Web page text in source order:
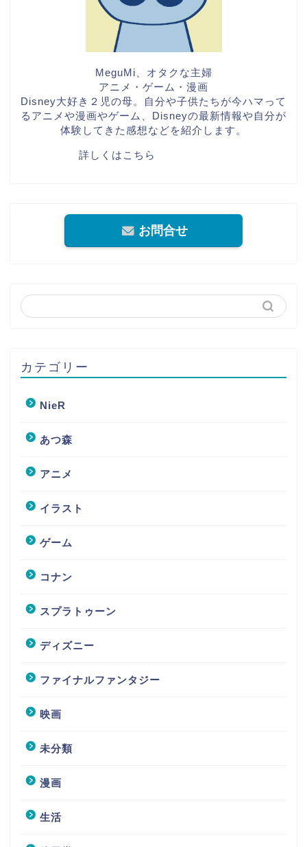
MeguMi、オタクな主婦
アニメ・ゲーム・漫画
Disney大好き２児の母。自分や子供たちが今ハマって
るアニメや漫画やゲーム、Disneyの最新情報や自分が
体験してきた感想などを紹介します。
詳しくはこちら
お問合せ
カテゴリー
NieR
あつ森
アニメ
イラスト
ゲーム
コナン
スプラトゥーン
ディズニー
ファイナルファンタジー
映画
未分類
漫画
生活